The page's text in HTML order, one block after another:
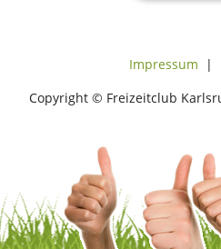
Impressum |
Copyright © Freizeitclub